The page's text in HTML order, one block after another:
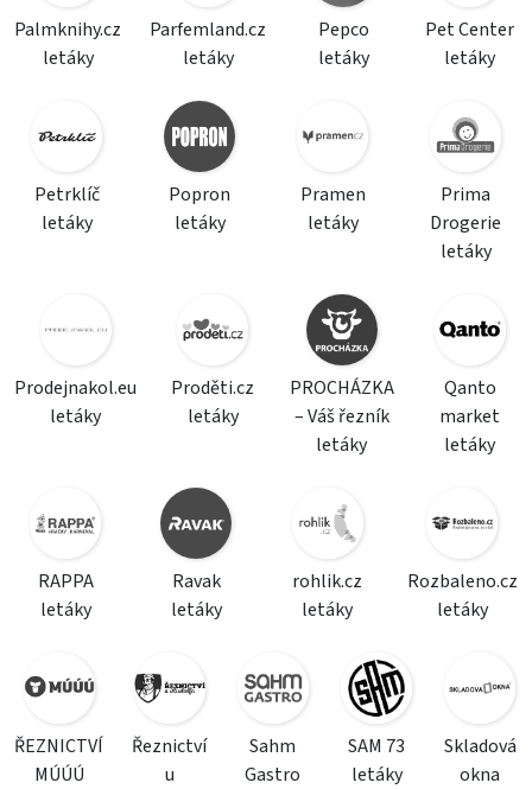
Palmknihy.cz
letáky
Parfemland.cz
letáky
Pepco
letáky
Pet Center
letáky
Petrklíč
letáky
Popron
letáky
Pramen
letáky
Prima
Drogerie
letáky
Prodejnakol.eu
letáky
Proděti.cz
letáky
PROCHÁZKA
– Váš řezník
letáky
Qanto
market
letáky
RAPPA
letáky
Ravak
letáky
rohlik.cz
letáky
Rozbaleno.cz
letáky
ŘEZNICTVÍ
MÚÚÚ
Řeznictví
u
Sahm
Gastro
SAM 73
letáky
Skladová
okna